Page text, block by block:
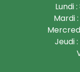
Lundi
Mardi
Jeudi :